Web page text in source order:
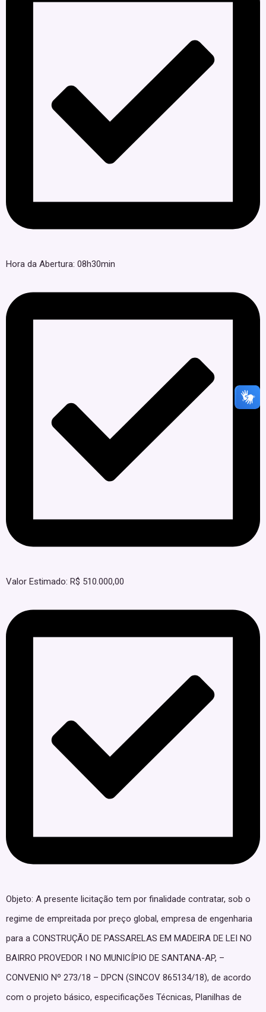
Hora da Abertura: 08h30min
Valor Estimado: R$ 510.000,00
Objeto: A presente licitação tem por finalidade contratar, sob o
regime de empreitada por preço global, empresa de engenharia
para a CONSTRUÇÃO DE PASSARELAS EM MADEIRA DE LEI NO
BAIRRO PROVEDOR I NO MUNICÍPIO DE SANTANA-AP, –
CONVENIO Nº 273/18 – DPCN (SINCOV 865134/18), de acordo
com o projeto básico, especificações Técnicas, Planilhas de